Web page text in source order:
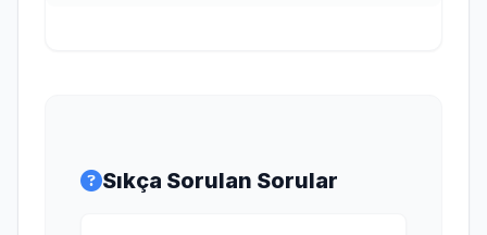
Sıkça Sorulan Sorular